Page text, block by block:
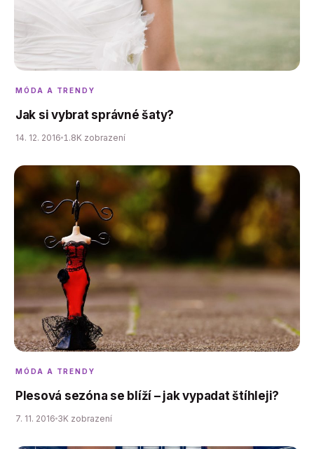
MÓDA A TRENDY
Jak si vybrat správné šaty?
14. 12. 2016 1.8K zobrazení
MÓDA A TRENDY
Plesová sezóna se blíží – jak vypadat štíhleji?
7. 11. 2016 3K zobrazení